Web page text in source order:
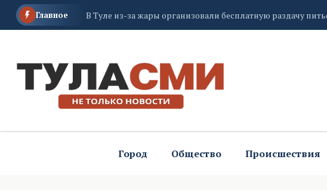
Главное В Тульской области 7 августа ожидается сильная жара до
Город Общество Происшествия